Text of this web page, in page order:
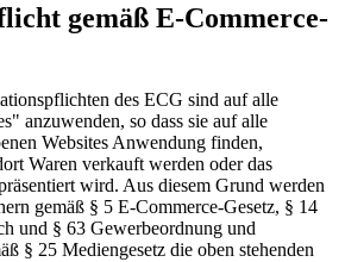
gemäß E-Commerce-
des ECG sind auf alle
anzuwenden, so dass sie auf alle
Websites Anwendung finden,
Waren verkauft werden oder das
wird. Aus diesem Grund werden
gemäß § 5 E-Commerce-Gesetz, § 14
und § 63 Gewerbeordnung und
§ 25 Mediengesetz die oben stehenden